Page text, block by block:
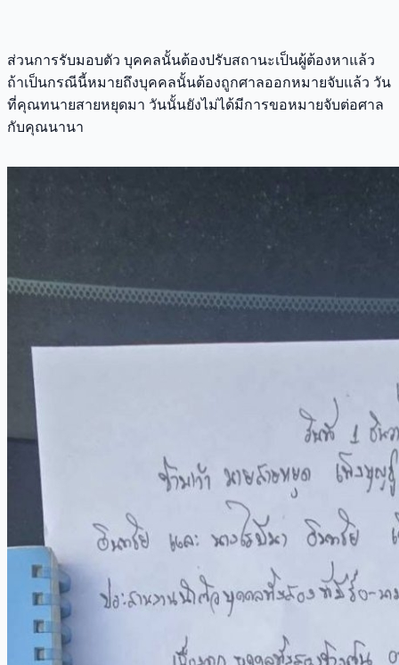
ส่วนการรับมอบตัว บุคคลนั้นต้องปรับสถานะเป็นผู้ต้องหาแล้ว
ถ้าเป็นกรณีนี้หมายถึงบุคคลนั้นต้องถูกศาลออกหมายจับแล้ว วัน
ที่คุณทนายสายหยุดมา วันนั้นยังไม่ได้มีการขอหมายจับต่อศาล
กับคุณนานา